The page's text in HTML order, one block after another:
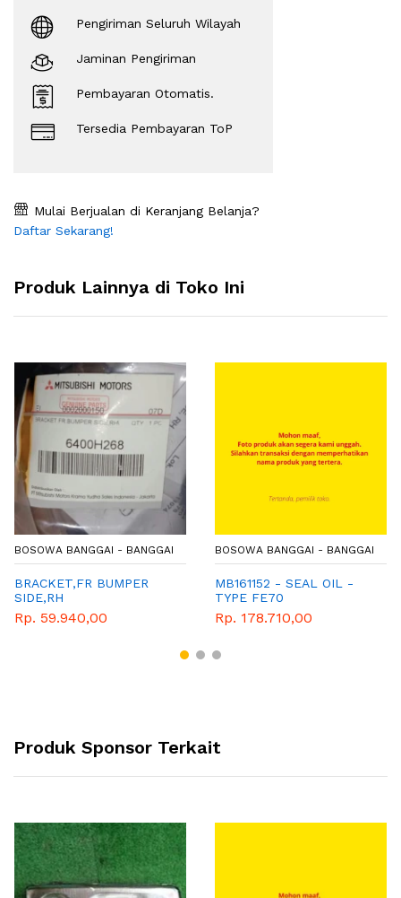
Pengiriman Seluruh Wilayah
Jaminan Pengiriman
Pembayaran Otomatis.
Tersedia Pembayaran ToP
Mulai Berjualan di Keranjang Belanja?
Daftar Sekarang!
Produk Lainnya di Toko Ini
BOSOWA BANGGAI - BANGGAI
BRACKET,FR BUMPER
SIDE,RH
Rp. 59.940,00
BOSOWA BANGGAI - BANGGAI
MB161152 - SEAL OIL -
TYPE FE70
Rp. 178.710,00
Produk Sponsor Terkait